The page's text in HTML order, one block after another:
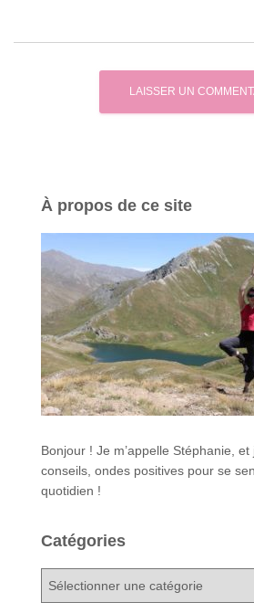
À propos de ce site
Bonjour ! Je m’appelle Stéphanie,
conseils, ondes positives pour se
quotidien !
Catégories